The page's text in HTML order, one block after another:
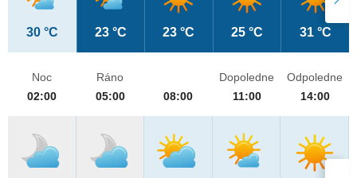
30 °C 23 °C 23 °C 25 °C 31 °C
Noc
02:00
Ráno
05:00
08:00
Dopoledne
11:00
Odpoledne
14:00